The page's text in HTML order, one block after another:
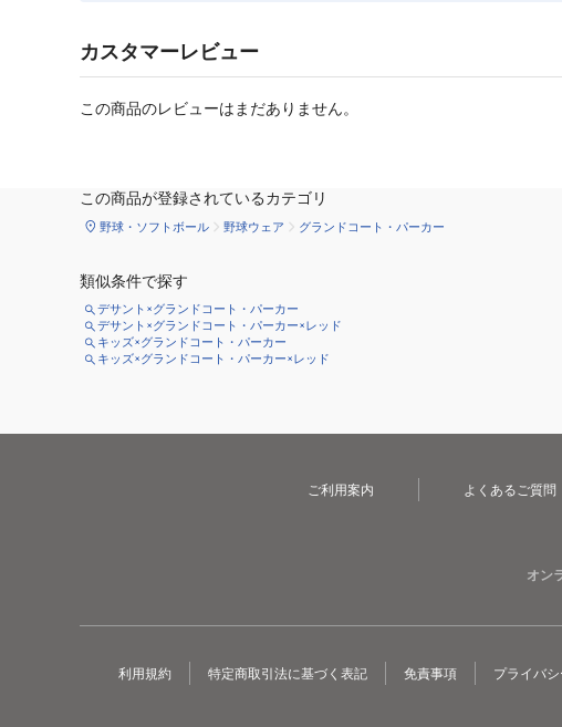
カスタマーレビュー
この商品のレビューはまだありません。
この商品が登録されているカテゴリ
野球・ソフトボール 野球ウェア グランドコート・パーカー
類似条件で探す
デサント×グランドコート・パーカー
デサント×グランドコート・パーカー×レッド
キッズ×グランドコート・パーカー
キッズ×グランドコート・パーカー×レッド
ご利用案内 よくあるご質問
オン
利用規約 特定商取引法に基づく表記 免責事項 プライバ